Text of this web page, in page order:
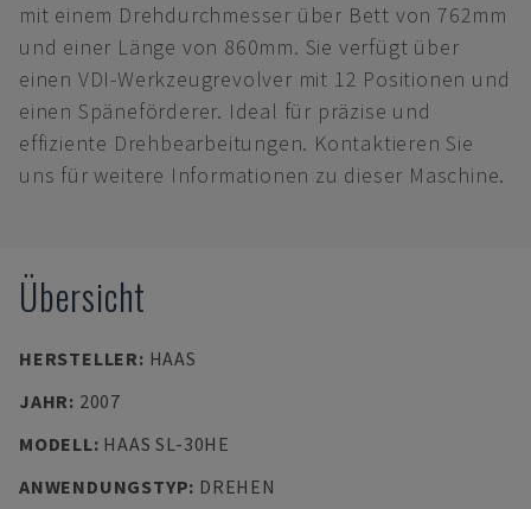
mit einem Drehdurchmesser über Bett von 762mm
und einer Länge von 860mm. Sie verfügt über
einen VDI-Werkzeugrevolver mit 12 Positionen und
einen Späneförderer. Ideal für präzise und
effiziente Drehbearbeitungen. Kontaktieren Sie
uns für weitere Informationen zu dieser Maschine.
Übersicht
HERSTELLER: HAAS
JAHR: 2007
MODELL: HAAS SL-30HE
ANWENDUNGSTYP: DREHEN